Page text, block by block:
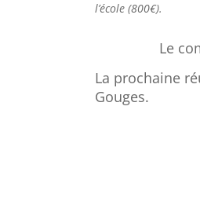
l’école (800€).
Le
La prochaine
Gouges.